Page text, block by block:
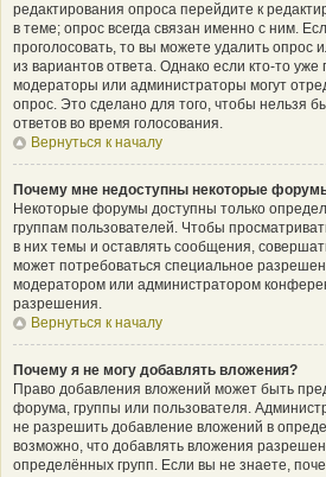
редактирования опроса перейдите к
в теме; опрос всегда связан именно с ним.
проголосовать, то вы можете удалить опрос
из вариантов ответа. Однако если кто-то уже
модераторы или администраторы могут
опрос. Это сделано для того, чтобы нельзя
ответов во время голосования.
Вернуться к началу
Почему мне недоступны некоторые
Некоторые форумы доступны только
группам пользователей. Чтобы
в них темы и оставлять сообщения,
может потребоваться специальное
модератором или администратором
разрешения.
Вернуться к началу
Почему я не могу добавлять вложения?
Право добавления вложений может быть
форума, группы или пользователя.
не разрешить добавление вложений в
возможно, что добавлять вложения
определённых групп. Если вы не знаете,